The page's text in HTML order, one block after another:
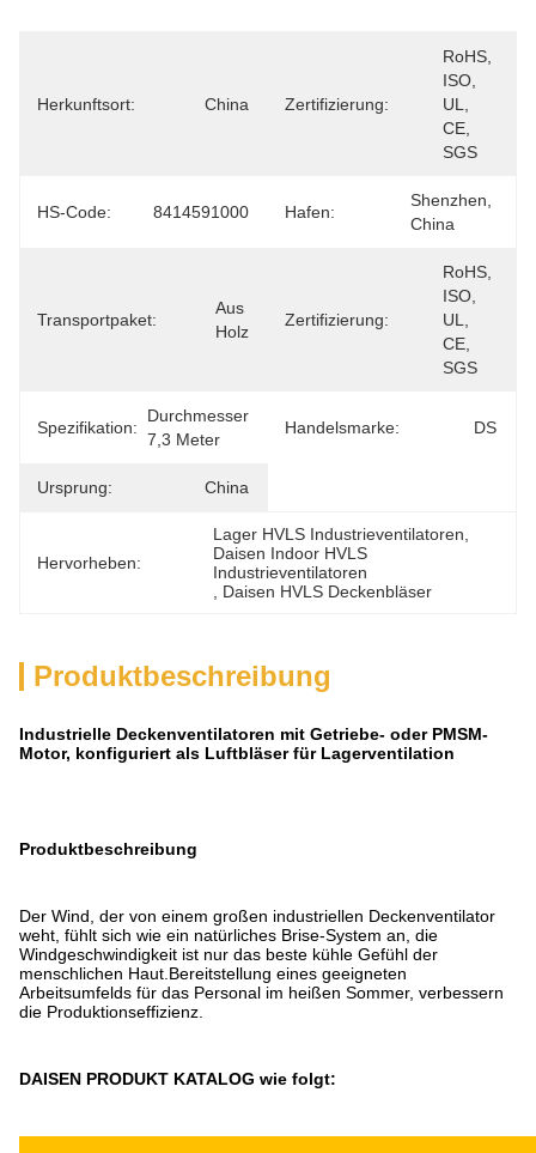
Herkunftsort: China Zertifizierung:
RoHS,
ISO,
UL,
CE,
SGS
HS-Code: 8414591000 Hafen:
Shenzhen,
China
Transportpaket:
Aus
Holz
Zertifizierung:
RoHS,
ISO,
UL,
CE,
SGS
Spezifikation:
Durchmesser
7,3 Meter
Handelsmarke: DS
Ursprung: China
Hervorheben:
Lager HVLS Industrieventilatoren
Daisen Indoor HVLS
Industrieventilatoren
Daisen HVLS Deckenbläser
Produktbeschreibung
Industrielle Deckenventilatoren mit Getriebe- oder PMSM-
Motor, konfiguriert als Luftbläser für Lagerventilation
Produktbeschreibung
Der Wind, der von einem großen industriellen Deckenventilator
weht, fühlt sich wie ein natürliches Brise-System an, die
Windgeschwindigkeit ist nur das beste kühle Gefühl der
menschlichen Haut.Bereitstellung eines geeigneten
Arbeitsumfelds für das Personal im heißen Sommer, verbessern
die Produktionseffizienz.
DAISEN PRODUKT KATALOG wie folgt: